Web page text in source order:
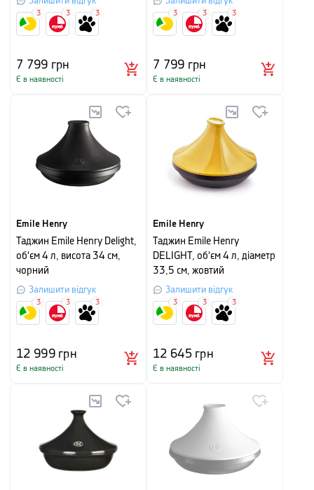
7 799 грн
Є в наявності
3 3 3
7 799 грн
Є в наявності
3 3 3
Emile Henry
Таджин Emile Henry Delight,
об'єм 4 л, висота 34 см,
чорний
Залишити відгук
12 999грн
Є в наявності
3 3 3
Emile Henry
Таджин Emile Henry
DELIGHT, об'єм 4 л, діаметр
33,5 см, жовтий
Залишити відгук
12 645грн
Є в наявності
3 3 3